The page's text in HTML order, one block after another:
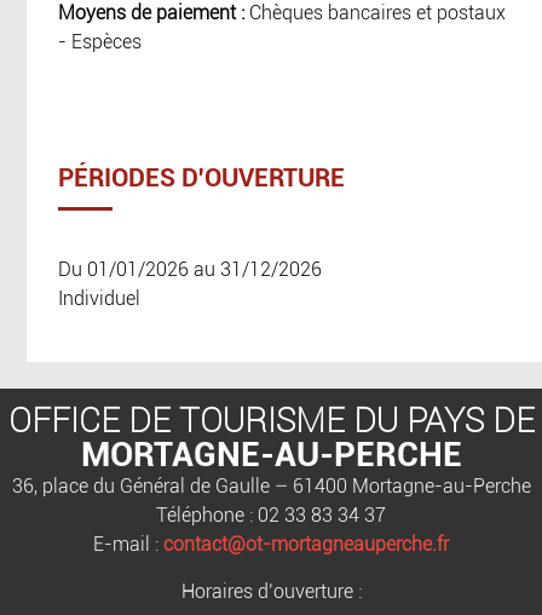
Moyens de paiement : Chèques bancaires et postaux
- Espèces
PÉRIODES D'OUVERTURE
Du 01/01/2026 au 31/12/2026
Individuel
OFFICE DE TOURISME DU PAYS DE
MORTAGNE-AU-PERCHE
36, place du Général de Gaulle – 61400 Mortagne-au-Perche
Téléphone : 02 33 83 34 37
E-mail : contact@ot-mortagneauperche.fr
Horaires d’ouverture :